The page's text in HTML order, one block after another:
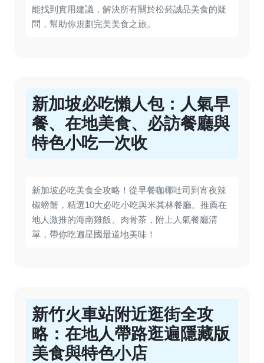
能找到實用建議，解決所有關於松菸誠品美食的疑
問，幫助你規劃完美美食之旅。
新加坡必吃懶人包：人氣早
餐、在地美食、必訪餐廳與
特色小吃一次收
新加坡必吃美食全攻略！從早餐咖椰吐司到宵夜辣
椒螃蟹，精選10大必吃小吃與米其林餐廳。推薦在
地人激推的海南雞飯、肉骨茶，附上人氣餐廳清
單，帶你吃遍星國最道地美味！
新竹火車站附近逛街全攻
略：在地人帶路逛遍隱藏版
美食與特色小店